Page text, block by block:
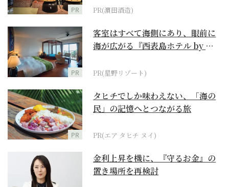
PR PR(濵田酒造)
PR
客室はすべて海側にあり、眼前に
海が広がる『西表島ホテル by 星
PR(星野リゾート)
PR
タヒチでしか味わえない、「海の
民」の記憶へとつながる旅
PR(エア タヒチ ヌイ)
金利上昇を機に、『守るお金』の
置き場所を再検討